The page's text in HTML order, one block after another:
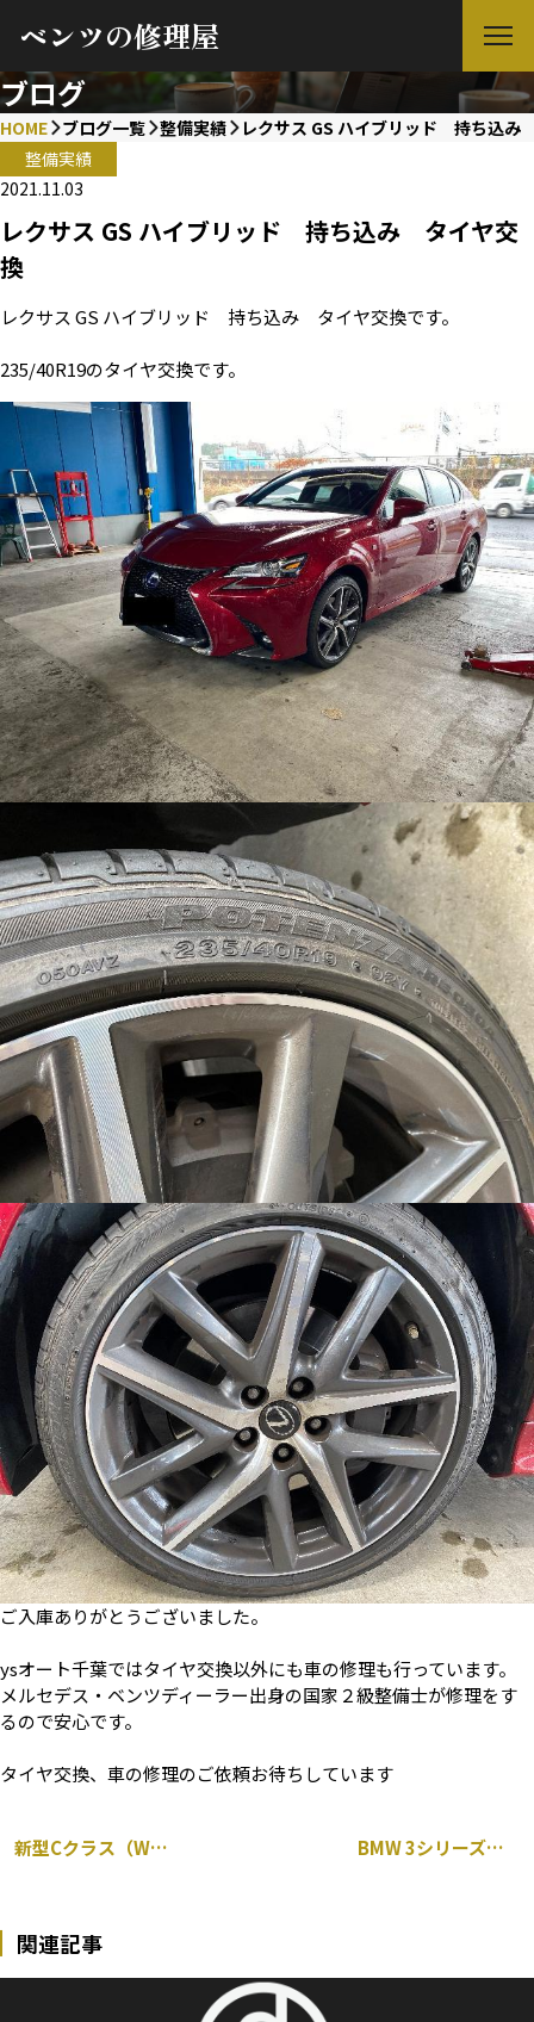
ベンツの修理屋
ブログ
HOME ブログ一覧 整備実績
レクサス GS ハイブリッド 持ち込
整備実績
2021.11.03
レクサス GS ハイブリッド 持ち込み タイヤ交
換
レクサス GS ハイブリッド 持ち込み タイヤ交換です。
235/40R19のタイヤ交換です。
ご入庫ありがとうございました。
ysオート千葉ではタイヤ交換以外にも車の修理も行っています。
メルセデス・ベンツディーラー出身の国家２級整備士が修理をす
るので安心です。
タイヤ交換、車の修理のご依頼お待ちしています
新型Cクラス（W206）パナメリカーナグリル交換 デモカー募集【通販クーポンあり】 BMW 3シリーズ F31 雨漏れ 修理
関連記事